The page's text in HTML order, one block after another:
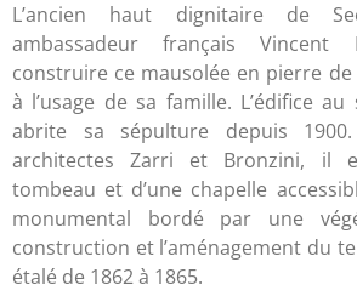
L’ancien haut dignitaire de
ambassadeur français
construire ce mausolée en pierre de
à l’usage de sa famille. L’édifice au
abrite sa sépulture depuis
architectes Zarri et Bronzini, il
tombeau et d’une chapelle
monumental bordé par une
construction et l’aménagement du
étalé de 1862 à 1865.